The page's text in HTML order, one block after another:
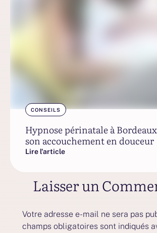
CONSEILS
Hypnose périnatale à
son accouchement en douceur
Lire l'article
Laisser un
Votre adresse e-mail ne sera pas
champs obligatoires sont indiqués